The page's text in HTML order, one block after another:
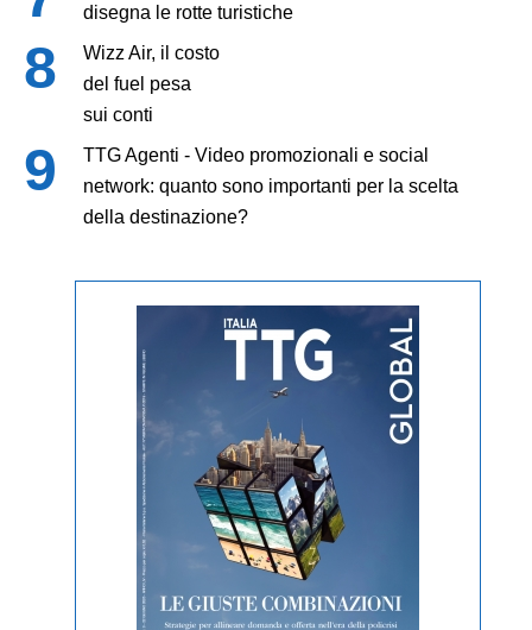
disegna le rotte turistiche
Wizz Air, il costo
del fuel pesa
sui conti
TTG Agenti - Video promozionali e social
network: quanto sono importanti per la scelta
della destinazione?